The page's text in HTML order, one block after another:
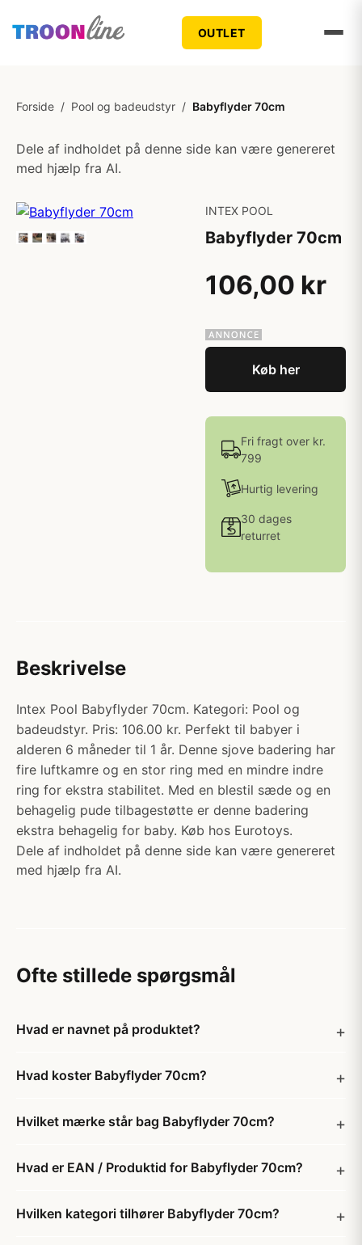
OUTLET
Forside / Pool og badeudstyr / Babyflyder 70cm
Dele af indholdet på denne side kan være genereret
med hjælp fra AI.
INTEX POOL
Babyflyder 70cm
106,00 kr
Køb her
Fri fragt over kr.
799
Hurtig levering
30 dages
returret
Beskrivelse
Intex Pool Babyflyder 70cm. Kategori: Pool og
badeudstyr. Pris: 106.00 kr. Perfekt til babyer i
alderen 6 måneder til 1 år. Denne sjove badering har
fire luftkamre og en stor ring med en mindre indre
ring for ekstra stabilitet. Med en blestil sæde og en
behagelig pude tilbagestøtte er denne badering
ekstra behagelig for baby. Køb hos Eurotoys.
Dele af indholdet på denne side kan være genereret
med hjælp fra AI.
Ofte stillede spørgsmål
Hvad er navnet på produktet?
Hvad koster Babyflyder 70cm?
Hvilket mærke står bag Babyflyder 70cm?
Hvad er EAN / Produktid for Babyflyder 70cm?
Hvilken kategori tilhører Babyflyder 70cm?